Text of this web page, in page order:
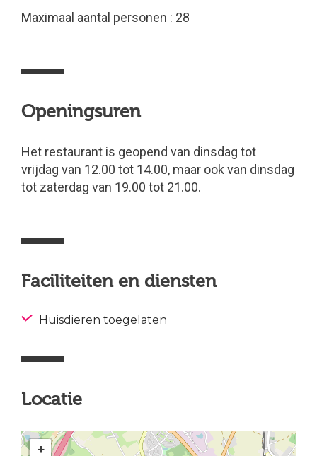
Maximaal aantal personen : 28
Openingsuren
Het restaurant is geopend van dinsdag tot
vrijdag van 12.00 tot 14.00, maar ook van dinsdag
tot zaterdag van 19.00 tot 21.00.
Faciliteiten en diensten
Huisdieren toegelaten
Locatie
+